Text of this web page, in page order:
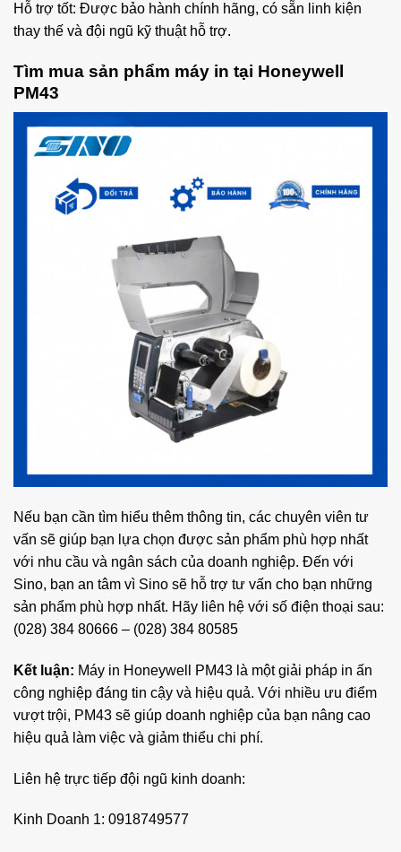
Hỗ trợ tốt: Được bảo hành chính hãng, có sẵn linh kiện
thay thế và đội ngũ kỹ thuật hỗ trợ.
Tìm mua sản phẩm máy in tại Honeywell
PM43
Nếu bạn cần tìm hiểu thêm thông tin, các chuyên viên tư
vấn sẽ giúp bạn lựa chọn được sản phẩm phù hợp nhất
với nhu cầu và ngân sách của doanh nghiệp. Đến với
Sino, bạn an tâm vì Sino sẽ hỗ trợ tư vấn cho bạn những
sản phẩm phù hợp nhất. Hãy liên hệ với số điện thoại sau:
(028) 384 80666 – (028) 384 80585
Kết luận: Máy in Honeywell PM43 là một giải pháp in ấn
công nghiệp đáng tin cậy và hiệu quả. Với nhiều ưu điểm
vượt trội, PM43 sẽ giúp doanh nghiệp của bạn nâng cao
hiệu quả làm việc và giảm thiểu chi phí.
Liên hệ trực tiếp đội ngũ kinh doanh:
Kinh Doanh 1: 0918749577